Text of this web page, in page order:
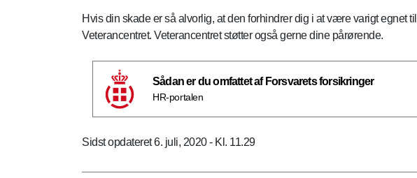
Hvis din skade er så alvorlig, at den forhindrer dig i at være varigt egnet
Veterancentret. Veterancentret støtter også gerne dine pårørende.
Sådan er du omfattet af Forsvarets forsikringer
HR-portalen
Sidst opdateret 6. juli, 2020 - Kl. 11.29